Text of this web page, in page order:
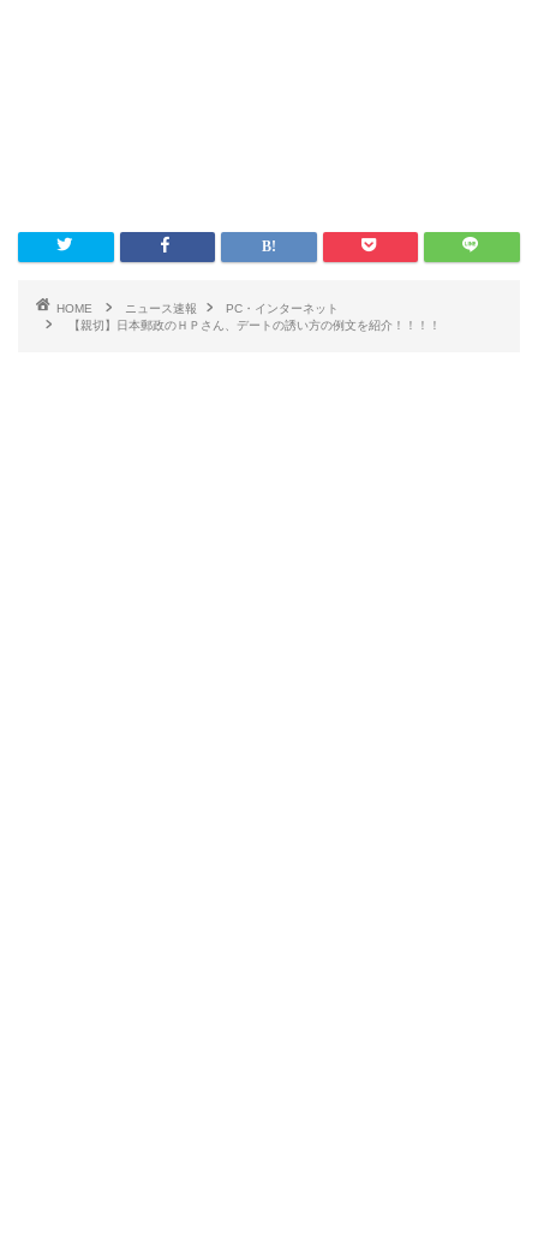
HOME ニュース速報
PC・インターネット
【親切】日本郵政のＨＰさん、デートの誘い方の例文を紹介！！！！